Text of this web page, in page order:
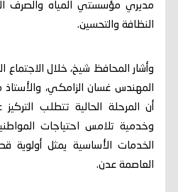
مديري مؤسستي المياه والصرف
النظافة والتحسين.
وأشار المحافظ شيخ، خلال
المهندس غسان الزامكي،
أن المرحلة الحالية تتطلب
وخدمية تلامس احتياجات
الخدمات الأساسية يمثل
العاصمة عدن.